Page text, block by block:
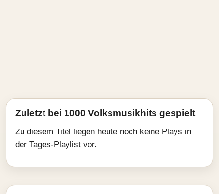
Zuletzt bei 1000 Volksmusikhits gespielt
Zu diesem Titel liegen heute noch keine Plays in
der Tages-Playlist vor.